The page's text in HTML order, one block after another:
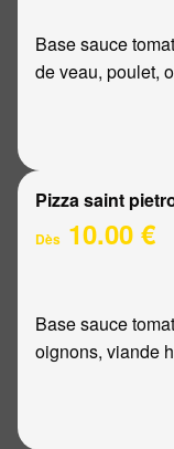
Base sauce
de veau, poulet,
Pizza saint
Dès 10.00 €
Base sauce
oignons, viande